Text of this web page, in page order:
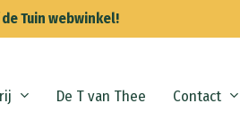
Tuin webwinkel!
De T van Thee Contact